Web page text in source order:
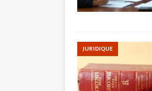
JURIDIQUE